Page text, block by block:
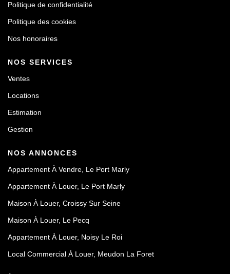
Politique de confidentialité
Politique des cookies
Nos honoraires
NOS SERVICES
Ventes
Locations
Estimation
Gestion
NOS ANNONCES
Appartement À Vendre, Le Port Marly
Appartement À Louer, Le Port Marly
Maison À Louer, Croissy Sur Seine
Maison À Louer, Le Pecq
Appartement À Louer, Noisy Le Roi
Local Commercial À Louer, Meudon La Foret